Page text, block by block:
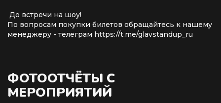
До встречи на шоу!
По вопросам покупки билетов обращайтесь к нашему
менеджеру - телеграм https://t.me/glavstandup_ru
ФОТООТЧЁТЫ С
МЕРОПРИЯТИЙ